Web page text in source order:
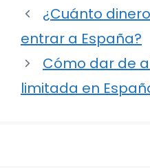
Navegación
de
entradas
¿Cuánto
entrar a España?
Cómo dar de
limitada en